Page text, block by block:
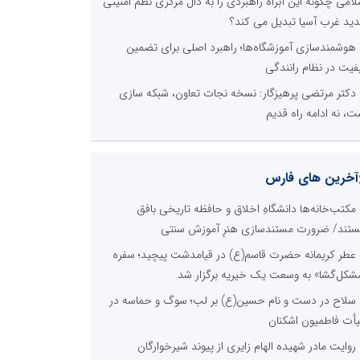
نظرسنجی
ترین مشکلات بخش ارتباط با رسانه ها برای روابط
ها و صاحبان کسب و کار کدام گزینه است؟
هزینه های بالای ارتباط با رسانه ها
محدودیت ها و خطوط قرمز داخلی رسانه ها
عدم داشتن ایده در ارائه خدمات رسانه ای
محدودیت در انتشار محتوا
اخبار برگزیده در موتورهای جستجو
صورت‌های مالی سال ۱۴۰۴ کالبر در بوته رأی؛ پخش
مجمع برای سهامداران در سراسر کشور
چیستی طراشعر از نگاه امین افضل‌پور؛ چگونه یک شاعر